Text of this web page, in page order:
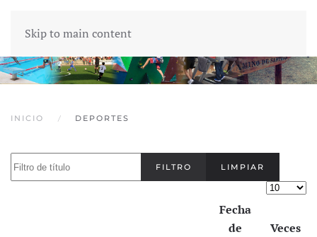
Skip to main content
INICIO DEPORTES
Filtro de título FILTRO LIMPIAR
Cantidad
Fecha
de
Veces